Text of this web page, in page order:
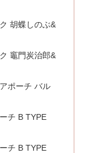
胡蝶しのぶ&
竈門炭治郎&
ポーチ バル
チ B TYPE
チ B TYPE